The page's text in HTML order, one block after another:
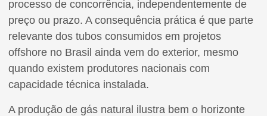
processo de concorrência, independentemente de
preço ou prazo. A consequência prática é que parte
relevante dos tubos consumidos em projetos
offshore no Brasil ainda vem do exterior, mesmo
quando existem produtores nacionais com
capacidade técnica instalada.
A produção de gás natural ilustra bem o horizonte